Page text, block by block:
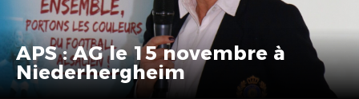
APS : AG le 15 novembre à
Niederhergheim